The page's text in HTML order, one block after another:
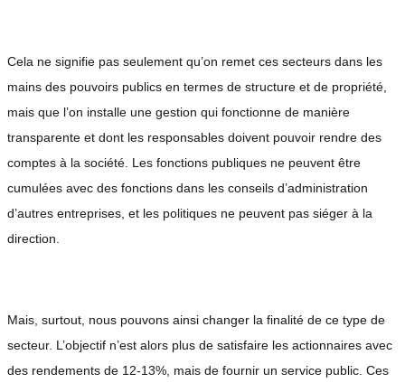
Cela ne signifie pas seulement qu’on remet ces secteurs dans les
mains des pouvoirs publics en termes de structure et de propriété,
mais que l’on installe une gestion qui fonctionne de manière
transparente et dont les responsables doivent pouvoir rendre des
comptes à la société. Les fonctions publiques ne peuvent être
cumulées avec des fonctions dans les conseils d’administration
d’autres entreprises, et les politiques ne peuvent pas siéger à la
direction.
Mais, surtout, nous pouvons ainsi changer la finalité de ce type de
secteur. L’objectif n’est alors plus de satisfaire les actionnaires avec
des rendements de 12-13%, mais de fournir un service public. Ces